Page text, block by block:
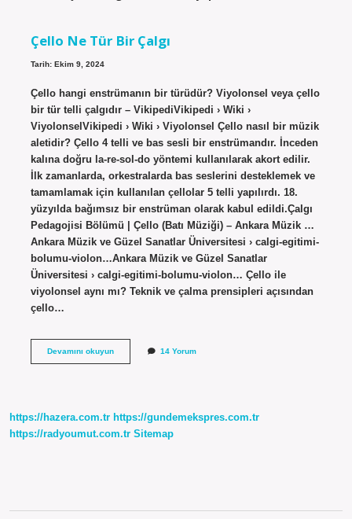
Çello Ne Tür Bir Çalgı
Tarih: Ekim 9, 2024
Çello hangi enstrümanın bir türüdür? Viyolonsel veya çello
bir tür telli çalgıdır – ​​VikipediVikipedi › Wiki ›
ViyolonselVikipedi › Wiki › Viyolonsel Çello nasıl bir müzik
aletidir? Çello 4 telli ve bas sesli bir enstrümandır. İnceden
kalına doğru la-re-sol-do yöntemi kullanılarak akort edilir.
İlk zamanlarda, orkestralarda bas seslerini desteklemek ve
tamamlamak için kullanılan çellolar 5 telli yapılırdı. 18.
yüzyılda bağımsız bir enstrüman olarak kabul edildi.Çalgı
Pedagojisi Bölümü | Çello (Batı Müziği) – Ankara Müzik …
Ankara Müzik ve Güzel Sanatlar Üniversitesi › calgi-egitimi-
bolumu-violon…Ankara Müzik ve Güzel Sanatlar
Üniversitesi › calgi-egitimi-bolumu-violon… Çello ile
viyolonsel aynı mı? Teknik ve çalma prensipleri açısından
çello…
Devamını okuyunÇello
14 Yorum
https://hazera.com.tr https://gundemekspres.com.tr
https://radyoumut.com.tr Sitemap